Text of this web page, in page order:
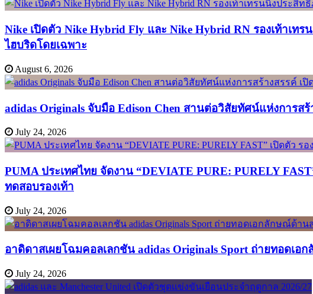
Nike เปิดตัว Nike Hybrid Fly และ Nike Hybrid RN รองเท้าเ
ไฮบริดโดยเฉพาะ
August 6, 2026
adidas Originals จับมือ Edison Chen สานต่อวิสัยทัศน์แห่งการส
July 24, 2026
PUMA ประเทศไทย จัดงาน “DEVIATE PURE: PURELY
ทดสอบรองเท้า
July 24, 2026
อาดิดาสเผยโฉมคอลเลกชัน adidas Originals Sport ถ่ายทอดเ
July 24, 2026